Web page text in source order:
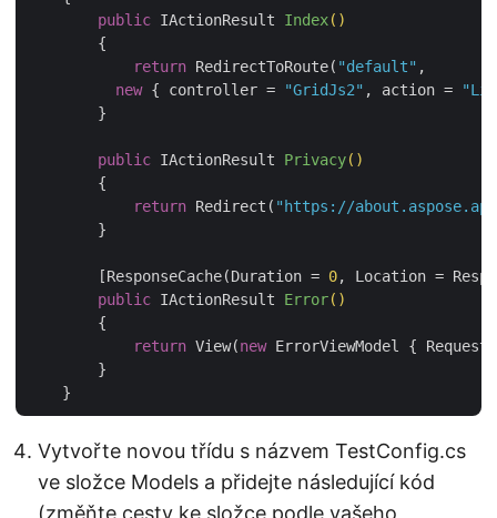
public IActionResult Index()
{
return RedirectToRoute( "default" ,
new { controller = "GridJs2" , action =
        }
public IActionResult Privacy()
{
return Redirect( "https://
        }
        [ResponseCache(Duration =
0, Location =
public IActionResult Error()
{
return View(new ErrorViewModel {
        }
Vytvořte novou třídu s názvem TestConfig.cs
ve složce Models a přidejte následující kód
(změňte cesty ke složce podle vašeho